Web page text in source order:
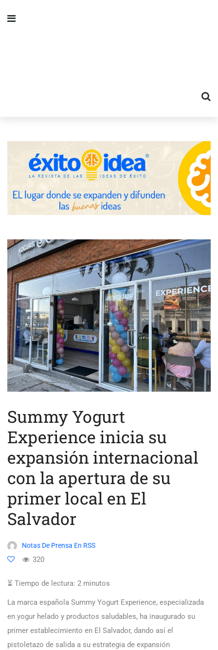
Summy Yogurt
Experience inicia su
expansión internacional
con la apertura de su
primer local en El
Salvador
Notas De Prensa En RSS
320
⏳ Tiempo de lectura: 2 minutos
La marca española Summy Yogurt Experience, especializada
en yogur helado y productos saludables, ha inaugurado su
primer establecimiento en El Salvador, dando así el
pistoletazo de salida a su estrategia de expansión